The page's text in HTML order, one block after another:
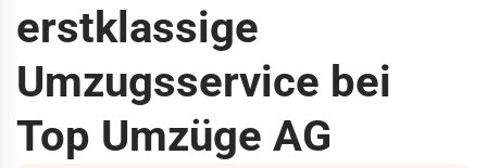
erstklassige
Umzugsservice bei
Top Umzüge AG